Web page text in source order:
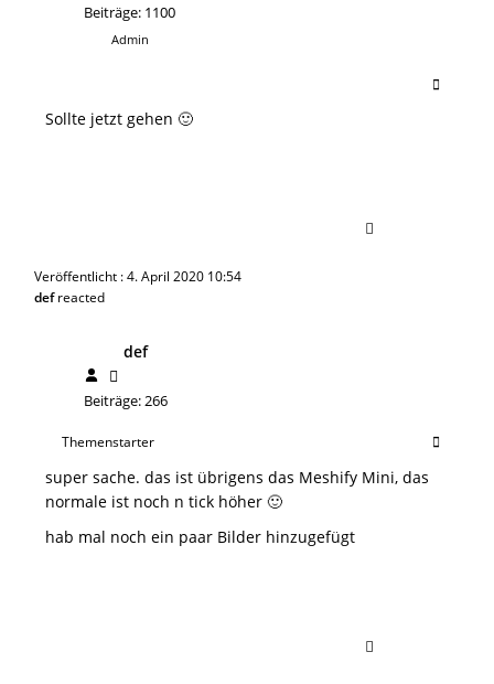
Beiträge: 1100
Admin
Sollte jetzt gehen 🙂
Veröffentlicht : 4. April 2020 10:54
defreacted
def
Beiträge: 266
Themenstarter
super sache. das ist übrigens das Meshify Mini, das
normale ist noch n tick höher 🙂
hab mal noch ein paar Bilder hinzugefügt